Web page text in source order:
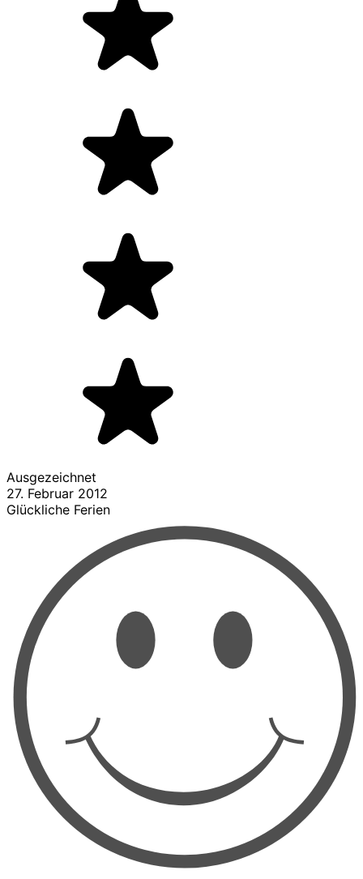
Ausgezeichnet
27. Februar 2012
Glückliche Ferien